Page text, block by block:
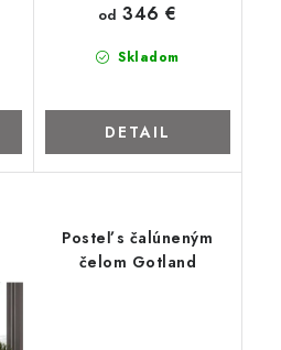
Obchodné podmienky
údajov
Skladom
od 346 €
DETAIL
Posteľ s čalúneným
čelom Gotland